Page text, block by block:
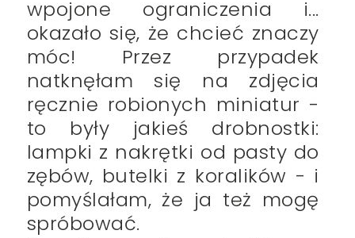
wpojone ograniczenia i...
okazało się, że chcieć znaczy
móc! Przez przypadek
natknęłam się na zdjęcia
ręcznie robionych miniatur -
to były jakieś drobnostki:
lampki z nakrętki od pasty do
zębów, butelki z koralików - i
pomyślałam, że ja też mogę
spróbować.